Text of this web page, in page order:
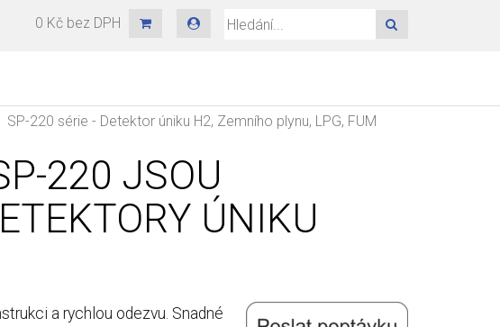
0 Kč bez DPH
SP-220 série - Detektor úniku H2, Zemního plynu, LPG, FUM
220 JSOU
ÚNIKU
a rychlou odezvu. Snadné